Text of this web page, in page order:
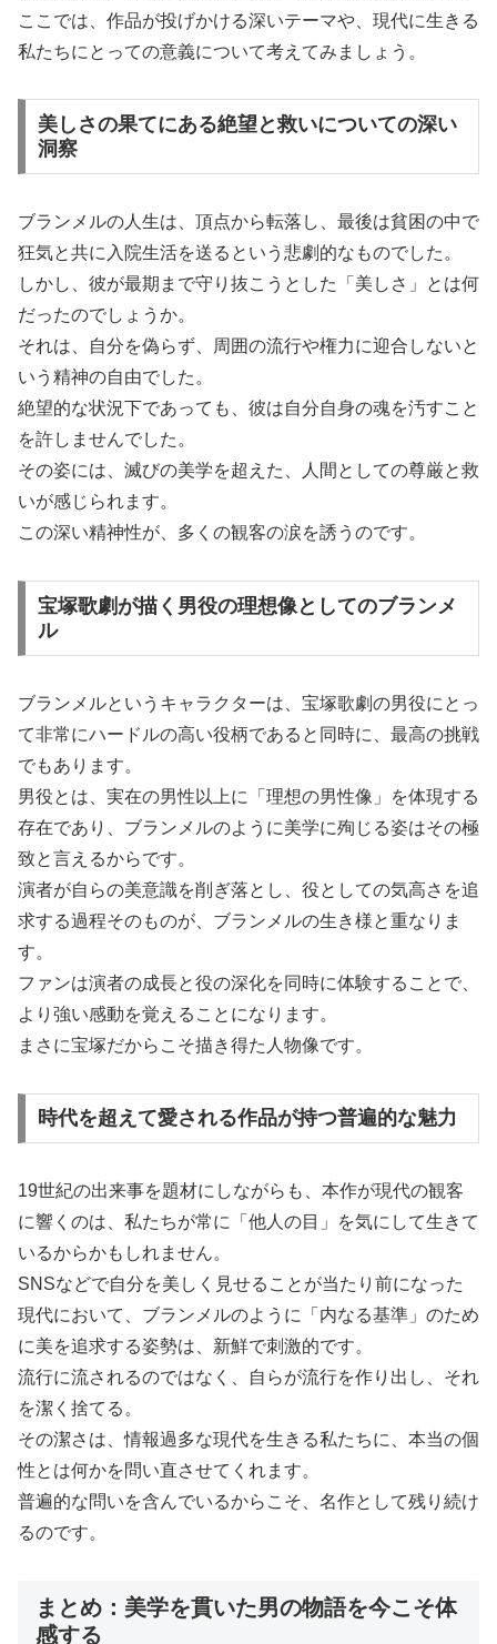
ここでは、作品が投げかける深いテーマや、現代に生きる
私たちにとっての意義について考えてみましょう。
美しさの果てにある絶望と救いについての深い
洞察
ブランメルの人生は、頂点から転落し、最後は貧困の中で
狂気と共に入院生活を送るという悲劇的なものでした。
しかし、彼が最期まで守り抜こうとした「美しさ」とは何
だったのでしょうか。
それは、自分を偽らず、周囲の流行や権力に迎合しないと
いう精神の自由でした。
絶望的な状況下であっても、彼は自分自身の魂を汚すこと
を許しませんでした。
その姿には、滅びの美学を超えた、人間としての尊厳と救
いが感じられます。
この深い精神性が、多くの観客の涙を誘うのです。
宝塚歌劇が描く男役の理想像としてのブランメ
ル
ブランメルというキャラクターは、宝塚歌劇の男役にとっ
て非常にハードルの高い役柄であると同時に、最高の挑戦
でもあります。
男役とは、実在の男性以上に「理想の男性像」を体現する
存在であり、ブランメルのように美学に殉じる姿はその極
致と言えるからです。
演者が自らの美意識を削ぎ落とし、役としての気高さを追
求する過程そのものが、ブランメルの生き様と重なりま
す。
ファンは演者の成長と役の深化を同時に体験することで、
より強い感動を覚えることになります。
まさに宝塚だからこそ描き得た人物像です。
時代を超えて愛される作品が持つ普遍的な魅力
19世紀の出来事を題材にしながらも、本作が現代の観客
に響くのは、私たちが常に「他人の目」を気にして生きて
いるからかもしれません。
SNSなどで自分を美しく見せることが当たり前になった
現代において、ブランメルのように「内なる基準」のため
に美を追求する姿勢は、新鮮で刺激的です。
流行に流されるのではなく、自らが流行を作り出し、それ
を潔く捨てる。
その潔さは、情報過多な現代を生きる私たちに、本当の個
性とは何かを問い直させてくれます。
普遍的な問いを含んでいるからこそ、名作として残り続け
るのです。
まとめ：美学を貫いた男の物語を今こそ体
感する